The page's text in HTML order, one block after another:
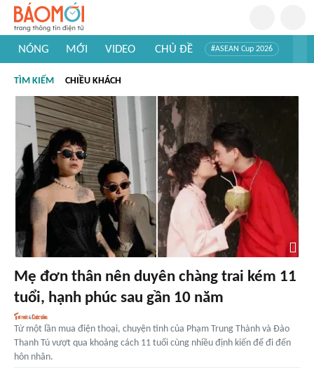
NÓNG MỚI VIDEO CHỦ ĐỀ #ASEAN Cup 2026
#Khám phá thế giới
TÌM KIẾM CHIỀU KHÁCH
Mẹ đơn thân nên duyên chàng trai kém 11
tuổi, hạnh phúc sau gần 10 năm
Từ một lần mua điện thoại, chuyện tình của Phạm Trung Thành và Đào
Thanh Tú vượt qua khoảng cách 11 tuổi cùng nhiều định kiến để đi đến
hôn nhân.